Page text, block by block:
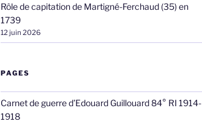
Rôle de capitation de Martigné-Ferchaud (35) en
1739
12 juin 2026
PAGES
Carnet de guerre d’Edouard Guillouard 84° RI 1914-
1918